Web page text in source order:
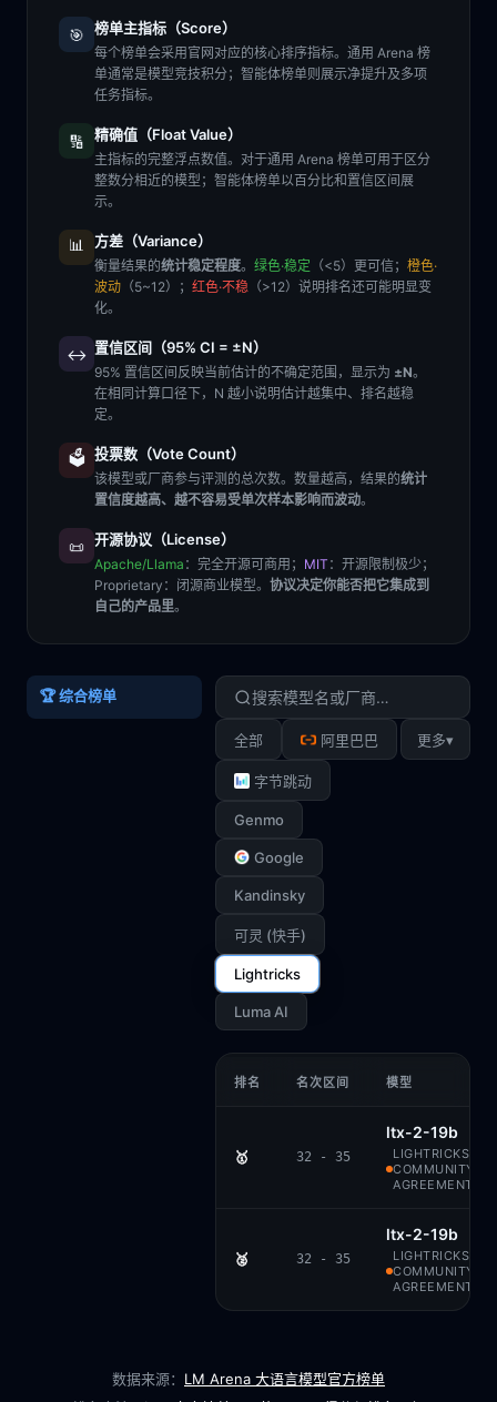
🎯 榜单主指标（Score）
每个榜单会采用官网对应的核心排序指标。通用 Arena 榜
单通常是模型竞技积分；智能体榜单则展示净提升及多项
任务指标。
🔢 精确值（Float Value）
主指标的完整浮点数值。对于通用 Arena 榜单可用于区分
整数分相近的模型；智能体榜单以百分比和置信区间展
示。
📊 方差（Variance）
衡量结果的统计稳定程度。 绿色·稳定 （<5）更可信； 橙色·
波动 （5~12）； 红色·不稳 （>12）说明排名还可能明显变
化。
↔️ 置信区间（95% CI = ±N）
95% 置信区间反映当前估计的不确定范围，显示为 ±N。
在相同计算口径下，N 越小说明估计越集中、排名越稳
定。
🗳️ 投票数（Vote Count）
该模型或厂商参与评测的总次数。数量越高，结果的统计
置信度越高、越不容易受单次样本影响而波动。
📜 开源协议（License）
Apache/Llama ：完全开源可商用； MIT ：开源限制极少；
Proprietary ：闭源商业模型。 协议决定你能否把它集成到
自己的产品里。
🏆 综合榜单
全部 阿里巴巴
字节跳动
Genmo
Google
Kandinsky
可灵 (快手)
Lightricks
Luma AI
更多▾
排名 名次区间 模型
🥇 32 - 35
ltx-2-19b
LIGHTRICKS ·
COMMUNITY-
AGREEMENT
🥈 32 - 35
ltx-2-19b
LIGHTRICKS ·
COMMUNITY-
AGREEMENT
数据来源： LM Arena 大语言模型官方榜单